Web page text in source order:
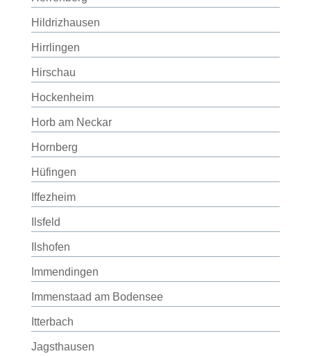
Hildrizhausen
Hirrlingen
Hirschau
Hockenheim
Horb am Neckar
Hornberg
Hüfingen
Iffezheim
Ilsfeld
Ilshofen
Immendingen
Immenstaad am Bodensee
Itterbach
Jagsthausen